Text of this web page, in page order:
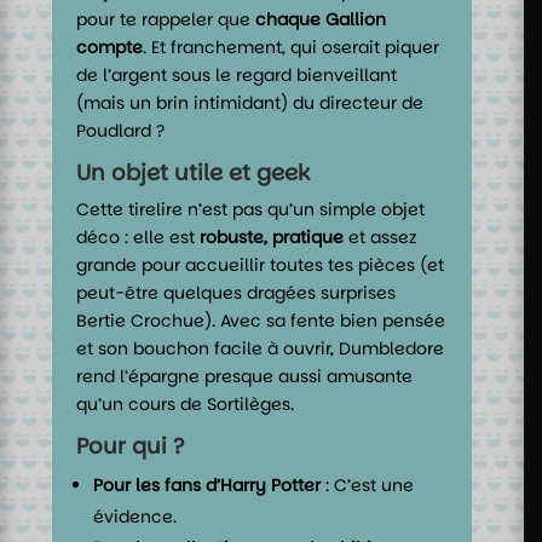
pour te rappeler quechaque Gallion
compte. Et franchement, qui oserait piquer
de l’argent sous le regard bienveillant
(mais un brin intimidant) du directeur de
Poudlard ?
Un objet utile et geek
Cette tirelire n’est pas qu’un simple objet
déco : elle est robuste, pratique et assez
grande pour accueillir toutes tes pièces (et
peut-être quelques dragées surprises
Bertie Crochue). Avec sa fente bien pensée
et son bouchon facile à ouvrir, Dumbledore
rend l’épargne presque aussi amusante
qu’un cours de Sortilèges.
Pour qui ?
Pour les fans d’Harry Potter: C’est une
évidence.